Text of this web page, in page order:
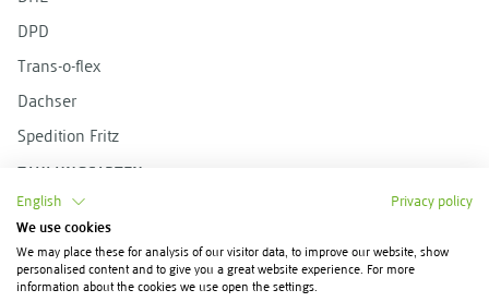
DPD
Trans-o-flex
Dachser
Spedition Fritz
ZAHLUNGSARTEN
Rechnung
Vorkasse
PayPal
English Privacy policy
We use cookies
We may place these for analysis of our visitor data, to improve our website, show
personalised content and to give you a great website experience. For more
information about the cookies we use open the settings.